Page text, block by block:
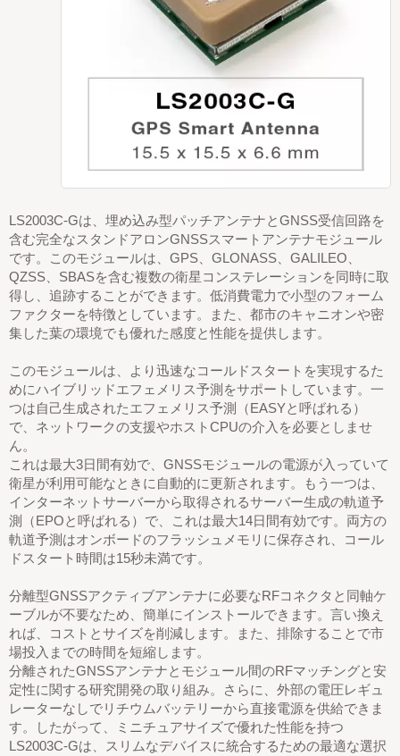
LS2003C-Gは、埋め込み型パッチアンテナとGNSS受信回路を
含む完全なスタンドアロンGNSSスマートアンテナモジュール
です。このモジュールは、GPS、GLONASS、GALILEO、
QZSS、SBASを含む複数の衛星コンステレーションを同時に取
得し、追跡することができます。低消費電力で小型のフォーム
ファクターを特徴としています。また、都市のキャニオンや密
集した葉の環境でも優れた感度と性能を提供します。
このモジュールは、より迅速なコールドスタートを実現するた
めにハイブリッドエフェメリス予測をサポートしています。一
つは自己生成されたエフェメリス予測（EASYと呼ばれる）
で、ネットワークの支援やホストCPUの介入を必要としませ
ん。
これは最大3日間有効で、GNSSモジュールの電源が入っていて
衛星が利用可能なときに自動的に更新されます。もう一つは、
インターネットサーバーから取得されるサーバー生成の軌道予
測（EPOと呼ばれる）で、これは最大14日間有効です。両方の
軌道予測はオンボードのフラッシュメモリに保存され、コール
ドスタート時間は15秒未満です。
分離型GNSSアクティブアンテナに必要なRFコネクタと同軸ケ
ーブルが不要なため、簡単にインストールできます。言い換え
れば、コストとサイズを削減します。また、排除することで市
場投入までの時間を短縮します。
分離されたGNSSアンテナとモジュール間のRFマッチングと安
定性に関する研究開発の取り組み。さらに、外部の電圧レギュ
レーターなしでリチウムバッテリーから直接電源を供給できま
す。したがって、ミニチュアサイズで優れた性能を持つ
LS2003C-Gは、スリムなデバイスに統合するための最適な選択